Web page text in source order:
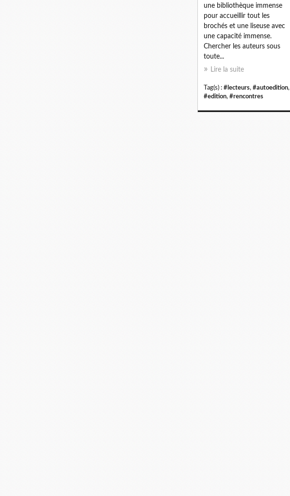
une bibliothèque immense
pour accueillir tout les
brochés et une liseuse avec
une capacité immense.
Chercher les auteurs sous
toute...
Lire la suite
Tag(s) : #lecteurs, #autoedition,
#edition, #rencontres